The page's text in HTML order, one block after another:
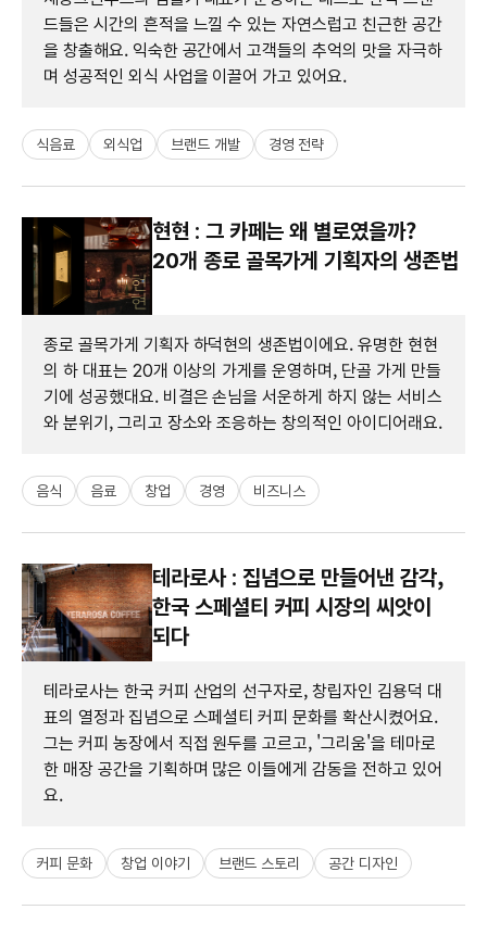
드들은 시간의 흔적을 느낄 수 있는 자연스럽고 친근한 공간
을 창출해요. 익숙한 공간에서 고객들의 추억의 맛을 자극하
며 성공적인 외식 사업을 이끌어 가고 있어요.
식음료 외식업 브랜드 개발 경영 전략
현현 : 그 카페는 왜 별로였을까?
20개 종로 골목가게 기획자의 생존법
종로 골목가게 기획자 하덕현의 생존법이에요. 유명한 현현
의 하 대표는 20개 이상의 가게를 운영하며, 단골 가게 만들
기에 성공했대요. 비결은 손님을 서운하게 하지 않는 서비스
와 분위기, 그리고 장소와 조응하는 창의적인 아이디어래요.
음식 음료 창업 경영 비즈니스
테라로사 : 집념으로 만들어낸 감각,
한국 스페셜티 커피 시장의 씨앗이
되다
테라로사는 한국 커피 산업의 선구자로, 창립자인 김용덕 대
표의 열정과 집념으로 스페셜티 커피 문화를 확산시켰어요.
그는 커피 농장에서 직접 원두를 고르고, '그리움'을 테마로
한 매장 공간을 기획하며 많은 이들에게 감동을 전하고 있어
요.
커피 문화 창업 이야기 브랜드 스토리 공간 디자인